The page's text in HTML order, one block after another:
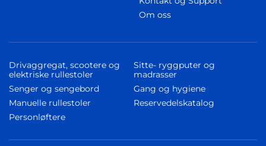
Om oss
Drivaggregat, scootere og
elektriske rullestoler
Senger og sengebord
Manuelle rullestoler
Personløftere
Sitte- ryggputer og
madrasser
Gang og hygiene
Reservedelskatalog